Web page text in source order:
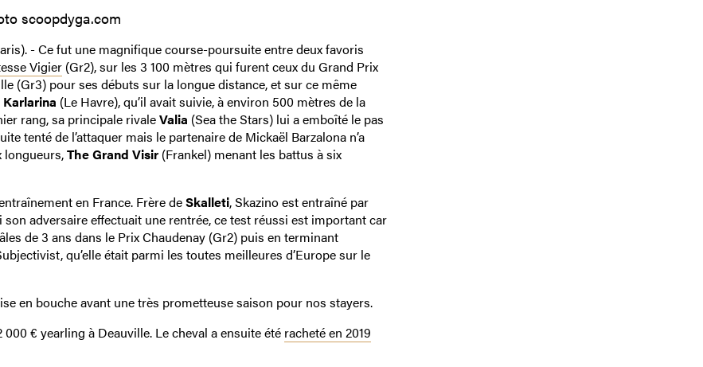
scoopdyga.com
- Ce fut une magnifique course-poursuite entre deux favoris
Vigier(Gr2), sur les 3 100 mètres qui furent ceux du Grand Prix
(Gr3) pour ses débuts sur la longue distance, et sur ce même
Karlarina (Le Havre), qu’il avait suivie, à environ 500 mètres de la
rang, sa principale rivaleValia (Sea the Stars) lui a emboîté le pas
tenté de l’attaquer mais le partenaire de Mickaël Barzalona n’a
longueurs,The Grand Visir(Frankel) menant les battus à six
en France. Frère deSkalleti, Skazino est entraîné par
adversaire effectuait une rentrée, ce test réussi est important car
de 3 ans dans le Prix Chaudenay (Gr2) puis en terminant
qu’elle était parmi les toutes meilleures d’Europe sur le
en bouche avant une très prometteuse saison pour nos stayers.
000 € yearling à Deauville. Le cheval a ensuite été racheté en 2019